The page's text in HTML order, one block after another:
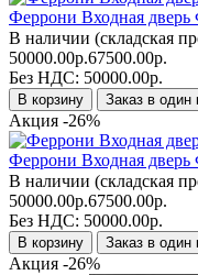
Феррони Входная
В наличии (складская
50000.00р.67500.00р.
Без НДС: 50000.00р.
В корзину Заказ в один
Акция -26%
Феррони Входная дверь
В наличии (складская
50000.00р.67500.00р.
Без НДС: 50000.00р.
В корзину Заказ в один
Акция -26%